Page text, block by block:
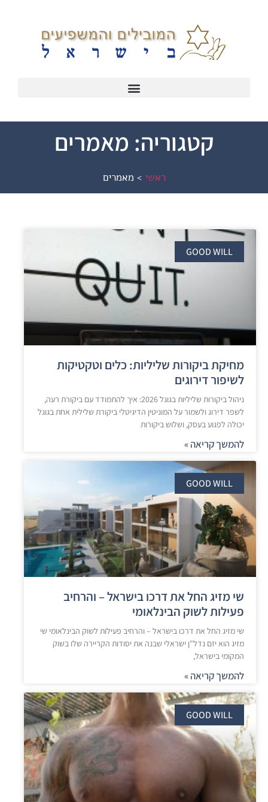
קטגוריה: מאמרים
ראשי > מאמרים
GOOD WILL
מחיקת ביקורות שליליות: כלים וטקטיקות
לשיפור דירוגים
ניהול ביקורות שליליות בגוגל 2026: איך להתמודד עם ביקורת רעה,
לשפר דירוג ולשמור על המוניטין הדיגיטלי ביקורת שלילית אחת בגוגל
יכולה לפגוע בעסק, ושלוש ביקורות
להמשך קריאה »
GOOD WILL
שי מזיג החל את דרכו בישראל – והרחיב
פעילות לשוק הבינלאומי
שי מזיג החל את דרכו בישראל – והרחיב פעילות לשוק הבינלאומי שי
מזיג הוא יזם נדל"ן ישראלי שבנה את יסודות הקריירה שלו בשוק
המקומי בישראל,
להמשך קריאה »
GOOD WILL